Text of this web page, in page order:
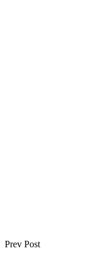
Prev Post